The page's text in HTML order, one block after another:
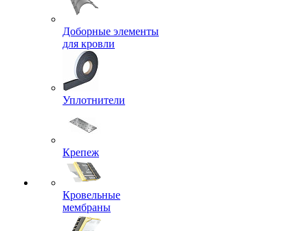
Доборные элементы
для кровли
Уплотнители
Крепеж
Кровельные
мембраны